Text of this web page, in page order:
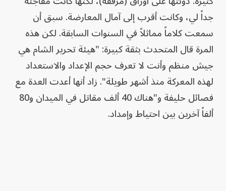
جداً لي، وكانت أقرب إلى آمال المعارضة. سبق أن
سمعت كلاماً مماثلاً في السنوات السابقة. لكن هذه
المرة قال المتحدث بثقة كبيرة: "هيئة تحرير الشام هي
جيش منظم وأنت لا تعرف حجم الإعداد والاستعداد
لهذه المعركة منذ أشهر طويلة". زاد أنها أعدت العدة مع
فصائل حليفة و"هناك 40 ألف مقاتل في الميدان و80
ألفاً آخرين بين احتياط وإمداد.